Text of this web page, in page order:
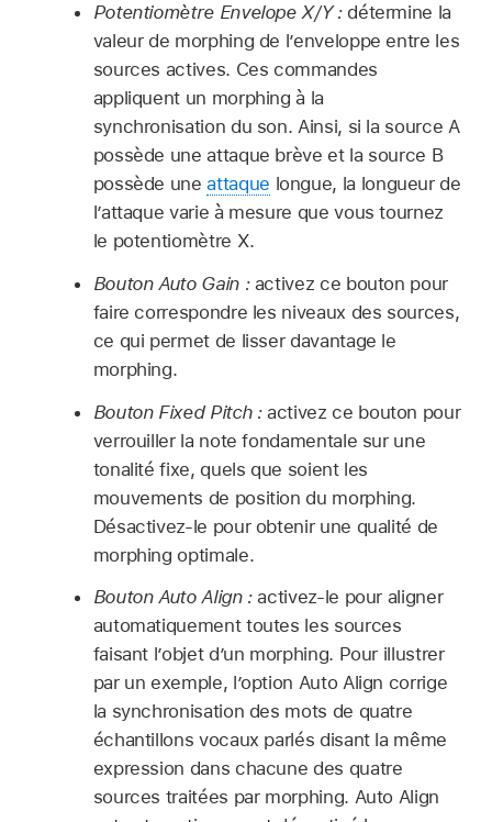
Potentiomètre Envelope X/Y :détermine la
valeur de morphing de l’enveloppe entre les
sources actives. Ces commandes
appliquent un morphing à la
synchronisation du son. Ainsi, si la source A
possède une attaque brève et la source B
possède uneattaque longue, la longueur de
l’attaque varie à mesure que vous tournez
le potentiomètre X.
Bouton Auto Gain :activez ce bouton pour
faire correspondre les niveaux des sources,
ce qui permet de lisser davantage le
morphing.
Bouton Fixed Pitch :activez ce bouton pour
verrouiller la note fondamentale sur une
tonalité fixe, quels que soient les
mouvements de position du morphing.
Désactivez-le pour obtenir une qualité de
morphing optimale.
Bouton Auto Align :activez-le pour aligner
automatiquement toutes les sources
faisant l’objet d’un morphing. Pour illustrer
par un exemple, l’option Auto Align corrige
la synchronisation des mots de quatre
échantillons vocaux parlés disant la même
expression dans chacune des quatre
sources traitées par morphing. Auto Align